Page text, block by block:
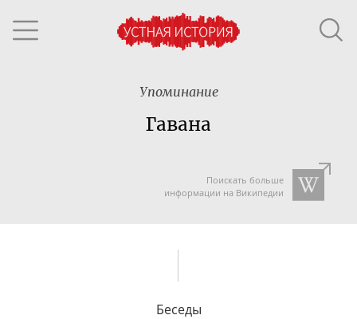
Упоминание
Гавана
Поискать больше
информации на Википедии
Беседы